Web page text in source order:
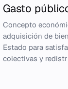
Gasto
Concepto
adquisición de
Estado para
colectivas y